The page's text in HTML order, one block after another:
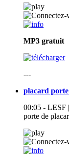
MP3 gratuit
---
placard porte
00:05 - LESF
porte de